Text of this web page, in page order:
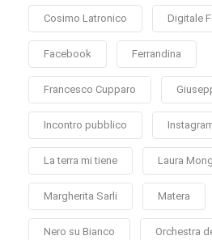
Cosimo Latronico Digitale
Facebook Ferrandina
Francesco Cupparo
Incontro pubblico
La terra mi tiene Laura
Margherita Sarli Matera
Nero su Bianco Orchestra